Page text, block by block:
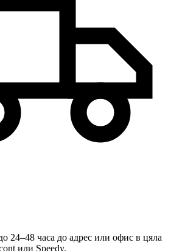
24–48 часа до адрес или офис в цяла
или Speedy.